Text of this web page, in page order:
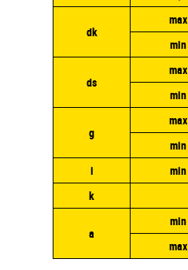
Штифты и пальцы
dk
max
min
ds
max
min
g
max
min
i
min
k
a
min
max